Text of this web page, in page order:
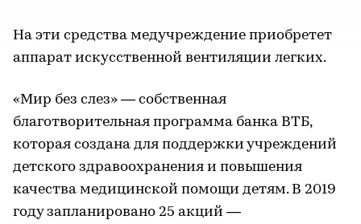
На эти средства медучреждение приобретет
аппарат искусственной вентиляции легких.
«Мир без слез» — собственная
благотворительная программа банка ВТБ,
которая создана для поддержки учреждений
детского здравоохранения и повышения
качества медицинской помощи детям. В 2019
году запланировано 25 акций —